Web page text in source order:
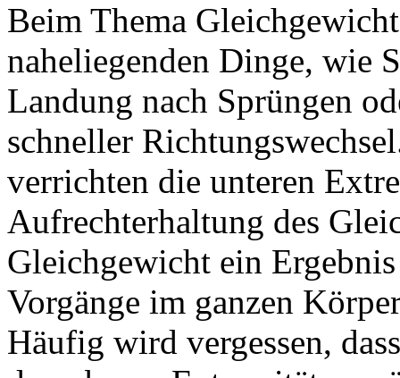
Beim Thema
naheliegenden Dinge, wie
Landung nach Sprüngen
schneller
verrichten die unteren
Aufrechterhaltung des
Gleichgewicht ein
Vorgänge im ganzen
Häufig wird vergessen,